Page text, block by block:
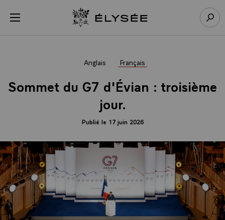
menu Retour à l’accueil Élysée
Anglais Français
Sommet du G7 d'Évian : troisième
jour.
Publié le 17 juin 2026
Panneau de gestion des cookies